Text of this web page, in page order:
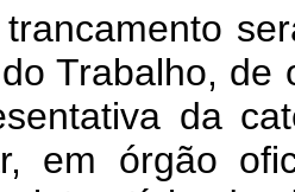
será
Trabalho,
da
em órgão